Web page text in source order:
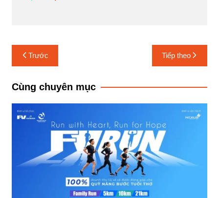
Điều
hướng
bài
Trước Tiếp theo
Cùng chuyên mục